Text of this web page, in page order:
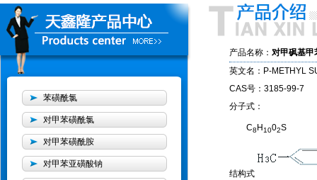
苯磺酰氯
对甲苯磺酰氯
对甲苯磺酰胺
对甲苯亚磺酸钠
产品名称： 对甲砜基甲
英文名：P-METHYL
CAS号：3185-99-7
分子式：
C8 H1002S
结构式